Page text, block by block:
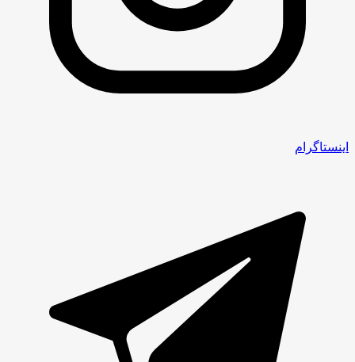
اینستاگرام